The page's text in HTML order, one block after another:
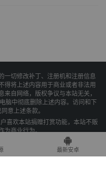
一切修改补丁、注册机和注册信息
得将上述内容用于商业或者非法用
自网络，版权争议与本站无关，
脑中彻底删除上述内容。访问和下
意上述条款。
喜欢本站捐赠打赏功能，本站不贩
为商业行为。
琼ICP备2021004479号-1
最新安卓